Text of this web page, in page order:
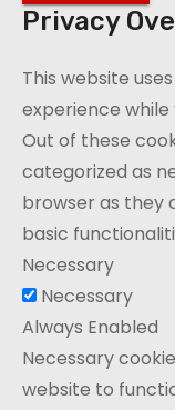
Privacy
This website
experience
Out of these
categorized as
browser as they
basic
Necessary
Necessary
Always Enabled
Necessary
website to